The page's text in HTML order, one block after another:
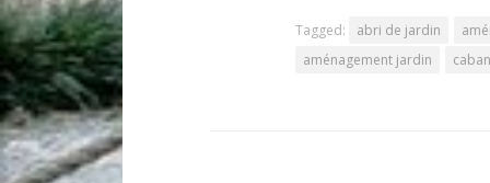
Tagged: abri de jardin
aménagement jardin